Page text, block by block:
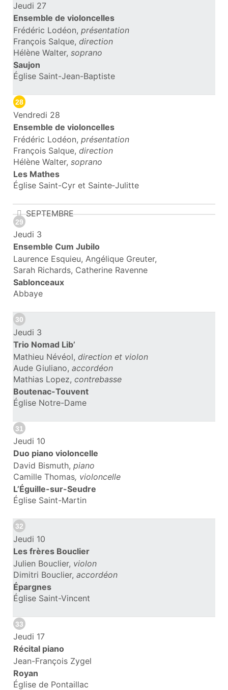
Jeudi 27
Ensemble de violoncelles
Frédéric Lodéon, présentation
François Salque, direction
Hélène Walter, soprano
Saujon
Église Saint-Jean-Baptiste
28
Vendredi 28
Ensemble de violoncelles
Frédéric Lodéon, présentation
François Salque, direction
Hélène Walter, soprano
Les Mathes
Église Saint-Cyr et Sainte‑Julitte
SEPTEMBRE
29
Jeudi 3
Ensemble Cum Jubilo
Laurence Esquieu, Angélique Greuter,
Sarah Richards, Catherine Ravenne
Sablonceaux
Abbaye
30
Jeudi 3
Trio Nomad Lib’
Mathieu Névéol, direction et violon
Aude Giuliano, accordéon
Mathias Lopez, contrebasse
Boutenac-Touvent
Église Notre-Dame
31
Jeudi 10
Duo piano violoncelle
David Bismuth, piano
Camille Thomas, violoncelle
L’Éguille-sur-Seudre
Église Saint-Martin
32
Jeudi 10
Les frères Bouclier
Julien Bouclier, violon
Dimitri Bouclier, accordéon
Épargnes
Église Saint-Vincent
33
Jeudi 17
Récital piano
Jean-François Zygel
Royan
Église de Pontaillac